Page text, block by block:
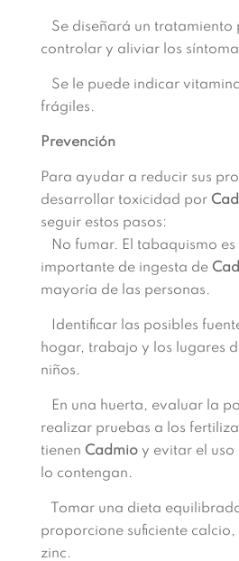
Se diseñará un tratamiento
controlar y aliviar los
Se le puede indicar
frágiles.
Prevención
Para ayudar a reducir sus
desarrollar toxicidad por
seguir estos pasos:
No fumar. El tabaquismo es
importante de ingesta de
mayoría de las personas.
Identificar las posibles
hogar, trabajo y los lugares
niños.
En una huerta, evaluar la
realizar pruebas a los
tienen Cadmioy evitar el uso
lo contengan.
Tomar una dieta
proporcione suficiente
zinc.